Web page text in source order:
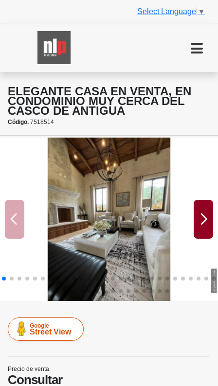
Select Language ▼
ELEGANTE CASA EN VENTA, EN
CONDOMINIO MUY CERCA DEL
CASCO DE ANTIGUA
Código. 7518514
Google
Street View
Precio de venta
Consultar